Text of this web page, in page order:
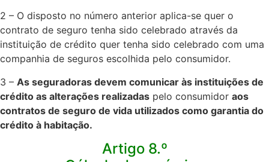
2 – O disposto no número anterior aplica-se quer o
contrato de seguro tenha sido celebrado através da
instituição de crédito quer tenha sido celebrado com uma
companhia de seguros escolhida pelo consumidor.​
3 – As seguradoras devem comunicar às instituições de
crédito as alterações realizadas pelo consumidor aos
contratos de seguro de vida utilizados como garantia do
crédito à habitação.
Artigo 8.º